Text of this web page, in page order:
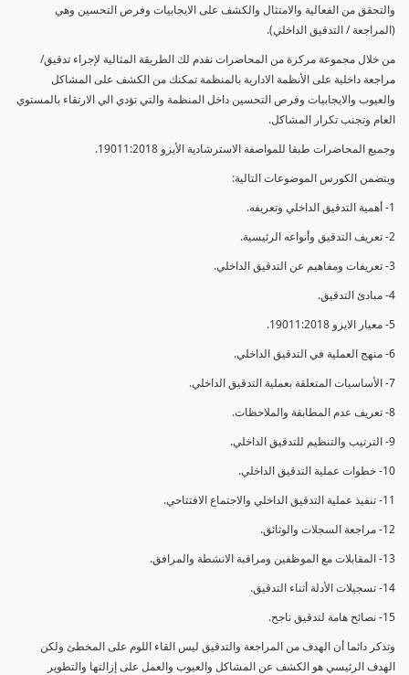
والتحقق من الفعالية والامتثال والكشف على الايجابيات وفرص التحسين وهي
(المراجعة / التدقيق الداخلي).
من خلال مجموعة مركزة من المحاضرات نقدم لك الطريقة المثالية لإجراء تدقيق/
مراجعة داخلية على الأنظمة الادارية بالمنظمة تمكنك من الكشف على المشاكل
والعيوب والايجابيات وفرص التحسين داخل المنظمة والتي تؤدي الي الارتقاء بالمستوي
العام وتجنب تكرار المشاكل.
وجميع المحاضرات طبقا للمواصفة الاسترشادية الأيزو 19011:2018.
ويتضمن الكورس الموضوعات التالية:
1- أهمية التدقيق الداخلي وتعريفه.
2- تعريف التدقيق وأنواعه الرئيسية.
3- تعريفات ومفاهيم عن التدقيق الداخلي.
4- مبادئ التدقيق.
5- معيار الايزو 19011:2018.
6- منهج العملية في التدقيق الداخلي.
7- الأساسيات المتعلقة بعملية التدقيق الداخلي.
8- تعريف عدم المطابقة والملاحظات.
9- الترتيب والتنظيم للتدقيق الداخلي.
10- خطوات عملية التدقيق الداخلي.
11- تنفيذ عملية التدقيق الداخلي والاجتماع الافتتاحي.
12- مراجعة السجلات والوثائق.
13- المقابلات مع الموظفين ومراقبة الانشطة والمرافق.
14- تسجيلات الأدلة أثناء التدقيق.
15- نصائح هامة لتدقيق ناجح.
وتذكر دائما أن الهدف من المراجعة والتدقيق ليس القاء اللوم على المخطئ ولكن
الهدف الرئيسي هو الكشف عن المشاكل والعيوب والعمل على إزالتها والتطوير